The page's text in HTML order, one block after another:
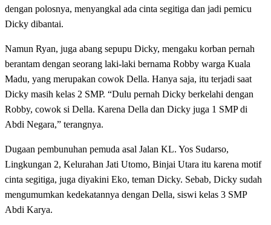
dengan polosnya, menyangkal ada cinta segitiga dan jadi pemicu
Dicky dibantai.
Namun Ryan, juga abang sepupu Dicky, mengaku korban pernah
berantam dengan seorang laki-laki bernama Robby warga Kuala
Madu, yang merupakan cowok Della. Hanya saja, itu terjadi saat
Dicky masih kelas 2 SMP. “Dulu pernah Dicky berkelahi dengan
Robby, cowok si Della. Karena Della dan Dicky juga 1 SMP di
Abdi Negara,” terangnya.
Dugaan pembunuhan pemuda asal Jalan KL. Yos Sudarso,
Lingkungan 2, Kelurahan Jati Utomo, Binjai Utara itu karena motif
cinta segitiga, juga diyakini Eko, teman Dicky. Sebab, Dicky sudah
mengumumkan kedekatannya dengan Della, siswi kelas 3 SMP
Abdi Karya.